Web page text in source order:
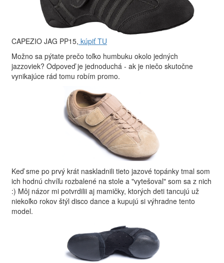
CAPEZIO JAG PP15, kúpiť TU
Možno sa pýtate prečo toľko humbuku okolo jedných
jazzoviek? Odpoveď je jednoduchá - ak je niečo skutočne
vynikajúce rád tomu robím promo.
Keď sme po prvý krát naskladnili tieto jazové topánky tmal som
ich hodnú chvíľu rozbalené na stole a "vytešoval" som sa z nich
:) Môj názor mi potvrdilii aj mamičky, ktorých deti tancujú už
niekoľko rokov štýl disco dance a kupujú si výhradne tento
model.